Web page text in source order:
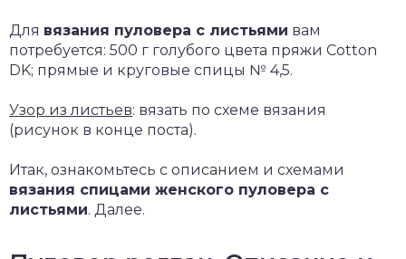
Для вязания пуловера с листьями вам
потребуется: 500 г голубого цвета пряжи Cotton
DK; прямые и круговые спицы № 4,5.
Узор из листьев: вязать по схеме вязания
(рисунок в конце поста).
Итак, ознакомьтесь с описанием и схемами
вязания спицами женского пуловера с
листьями. Далее.